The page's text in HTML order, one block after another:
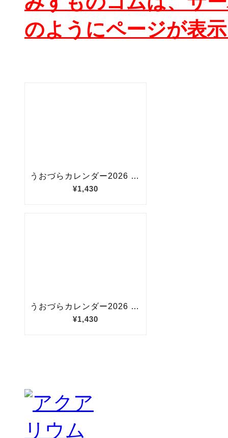
のようにページが表